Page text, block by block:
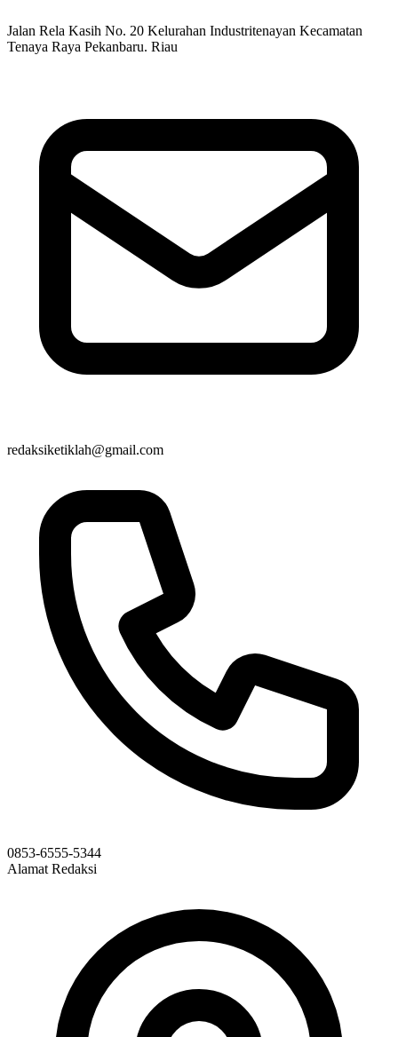
Jalan Rela Kasih No. 20 Kelurahan Industritenayan Kecamatan
Tenaya Raya Pekanbaru. Riau
redaksiketiklah@gmail.com
0853-6555-5344
Alamat Redaksi